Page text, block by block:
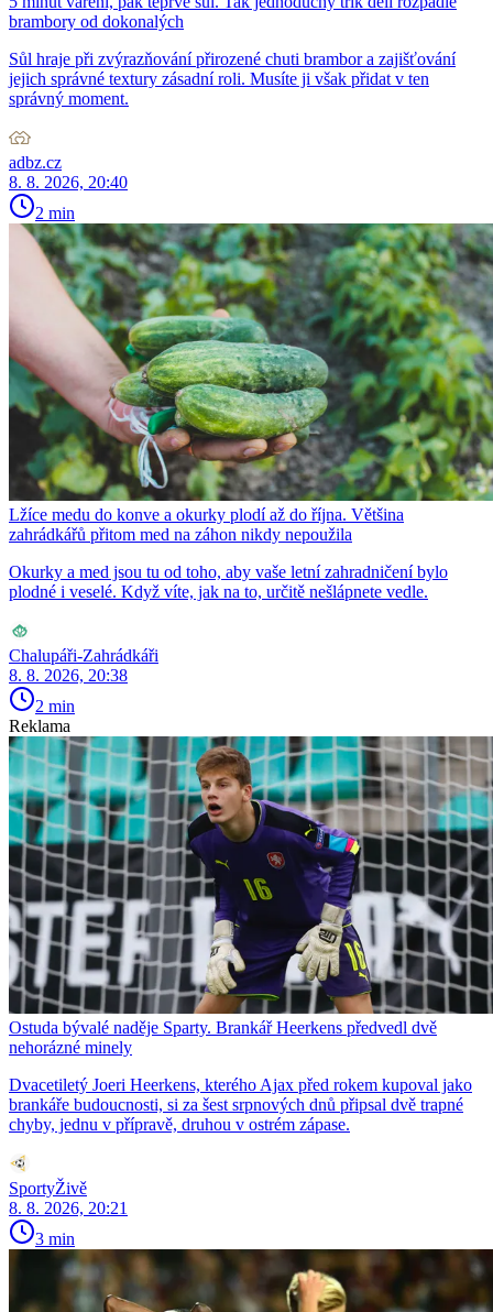
brambory od dokonalých
Sůl hraje při zvýrazňování přirozené chuti brambor a zajišťování
jejich správné textury zásadní roli. Musíte ji však přidat v ten
správný moment.
adbz.cz
8. 8. 2026, 20:40
2 min
Lžíce medu do konve a okurky plodí až do října. Většina
zahrádkářů přitom med na záhon nikdy nepoužila
Okurky a med jsou tu od toho, aby vaše letní zahradničení bylo
plodné i veselé. Když víte, jak na to, určitě nešlápnete vedle.
Chalupáři-Zahrádkáři
8. 8. 2026, 20:38
2 min
Reklama
Ostuda bývalé naděje Sparty. Brankář Heerkens předvedl dvě
nehorázné minely
Dvacetiletý Joeri Heerkens, kterého Ajax před rokem kupoval jako
brankáře budoucnosti, si za šest srpnových dnů připsal dvě trapné
chyby, jednu v přípravě, druhou v ostrém zápase.
SportyŽivě
8. 8. 2026, 20:21
3 min